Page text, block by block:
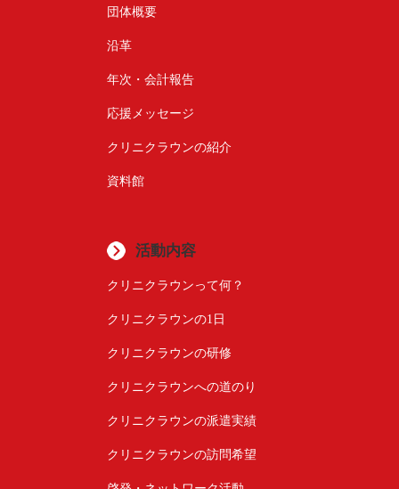
団体概要
沿革
年次・会計報告
応援メッセージ
クリニクラウンの紹介
資料館
活動内容
クリニクラウンって何？
クリニクラウンの1日
クリニクラウンの研修
クリニクラウンへの道のり
クリニクラウンの派遣実績
クリニクラウンの訪問希望